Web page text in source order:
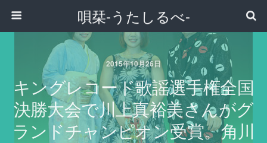
唄栞-うたしるべ-
2015年10月26日
キングレコード歌謡選手権全国
決勝大会で川上真裕美さんがグ
ランドチャンピオン受賞。角川